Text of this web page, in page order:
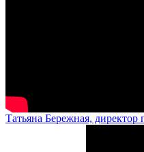
Татьяна Бережная,